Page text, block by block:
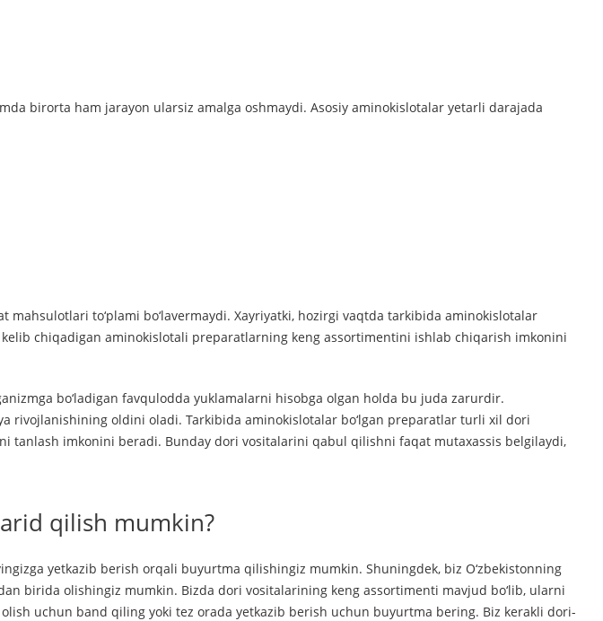
birorta ham jarayon ularsiz amalga oshmaydi. Asosiy aminokislotalar yetarli darajada
to‘plami bo‘lavermaydi. Xayriyatki, hozirgi vaqtda tarkibida aminokislotalar
chiqadigan aminokislotali preparatlarning keng assortimentini ishlab chiqarish imkonini
bo‘ladigan favqulodda yuklamalarni hisobga olgan holda bu juda zarurdir.
rivojlanishining oldini oladi. Tarkibida aminokislotalar bo‘lgan preparatlar turli xil dori
imkonini beradi. Bunday dori vositalarini qabul qilishni faqat mutaxassis belgilaydi,
qilish mumkin?
yetkazib berish orqali buyurtma qilishingiz mumkin. Shuningdek, biz O‘zbekistonning
birida olishingiz mumkin. Bizda dori vositalarining keng assortimenti mavjud bo‘lib, ularni
uchun band qiling yoki tez orada yetkazib berish uchun buyurtma bering. Biz kerakli dori-